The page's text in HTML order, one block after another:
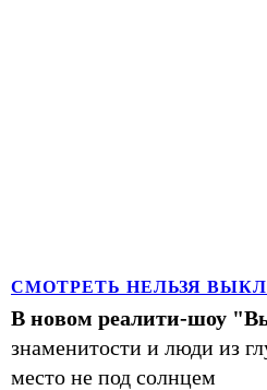
СМОТРЕТЬ НЕЛЬЗЯ
В новом реалити-шоу
знаменитости и люди из
место не под солнцем